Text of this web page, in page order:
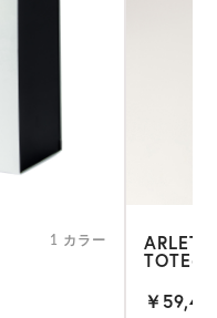
1 カラー
TOTE(
￥